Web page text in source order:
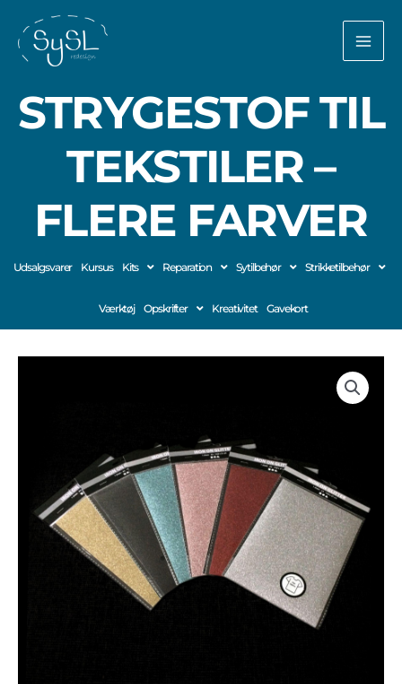
indholdet
STRYGESTOF TIL
TEKSTILER –
FLERE FARVER
Udsalgsvarer Kursus Kits Reparation Sytilbehør Strikketilbehør
Værktøj Opskrifter Kreativitet Gavekort